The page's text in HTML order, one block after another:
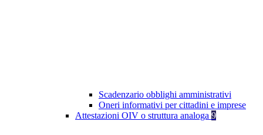
Scadenzario obblighi amministrativi
Oneri informativi per cittadini e imprese
Attestazioni OIV o struttura analoga 9